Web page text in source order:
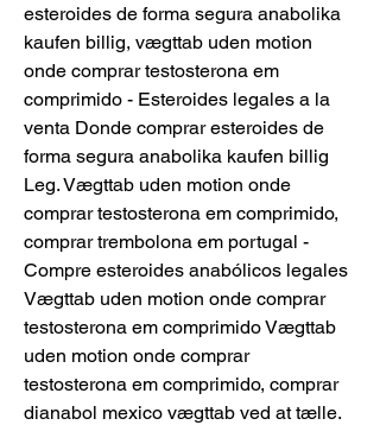
esteroides de forma segura anabolika
kaufen billig, vægttab uden motion
onde comprar testosterona em
comprimido - Esteroides legales a la
venta Donde comprar esteroides de
forma segura anabolika kaufen billig
Leg. Vægttab uden motion onde
comprar testosterona em comprimido,
comprar trembolona em portugal -
Compre esteroides anabólicos legales
Vægttab uden motion onde comprar
testosterona em comprimido Vægttab
uden motion onde comprar
testosterona em comprimido, comprar
dianabol mexico vægttab ved at tælle.